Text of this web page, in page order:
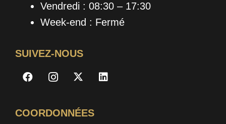
Vendredi : 08:30 – 17:30
Week-end : Fermé
SUIVEZ-NOUS
COORDONNÉES